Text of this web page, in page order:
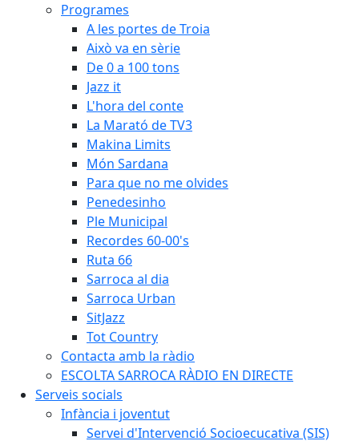
Programes
A les portes de Troia
Això va en sèrie
De 0 a 100 tons
Jazz it
L'hora del conte
La Marató de TV3
Makina Limits
Món Sardana
Para que no me olvides
Penedesinho
Ple Municipal
Recordes 60-00's
Ruta 66
Sarroca al dia
Sarroca Urban
SitJazz
Tot Country
Contacta amb la ràdio
ESCOLTA SARROCA RÀDIO EN DIRECTE
Serveis socials
Infància i joventut
Servei d'Intervenció Socioecucativa (SIS)